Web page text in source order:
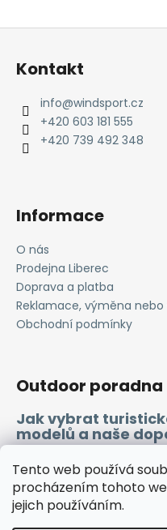
Tento web používá
procházením tohoto
jejich používáním.
Z
Kontakt
info@windsport.cz
+420 603 181 555
+420 739 492 348
Informace
O nás
Prodejna Liberec
Doprava a platba
Reklamace, výměna
Obchodní podmínky
Outdoor poradna
Jak vybrat
modelů a naše